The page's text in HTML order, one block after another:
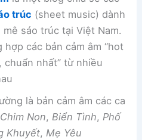
trúc (sheet music) dành
sáo trúc tại Việt Nam.
hợp các bản cảm âm “hot
chuẩn nhất” từ nhiều
là bản cảm âm các ca
Non, Biển Tình, Phố
Khuyết, Mẹ Yêu